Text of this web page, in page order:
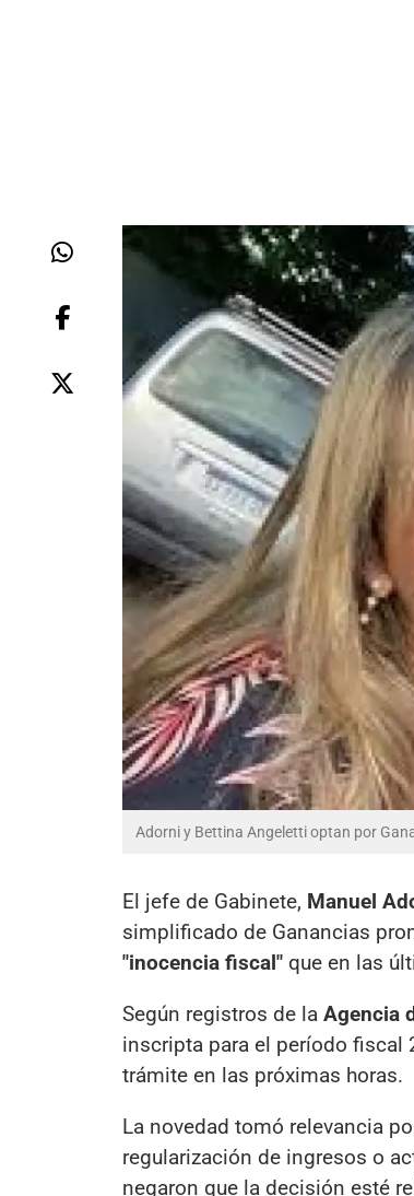
Adorni y Bettina Angeletti optan por
El jefe de Gabinete, Manuel
simplificado de Ganancias
"inocencia fiscal" que en las
Según registros de la Agencia
inscripta para el período fiscal
trámite en las próximas horas.
La novedad tomó relevancia
regularización de ingresos o
negaron que la decisión esté